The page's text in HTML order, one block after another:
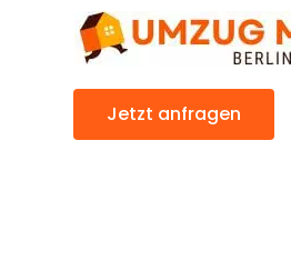
Jetzt anfragen